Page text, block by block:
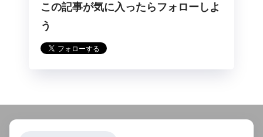
らフォロー
この記事が気に入ったらフォローしよ
う